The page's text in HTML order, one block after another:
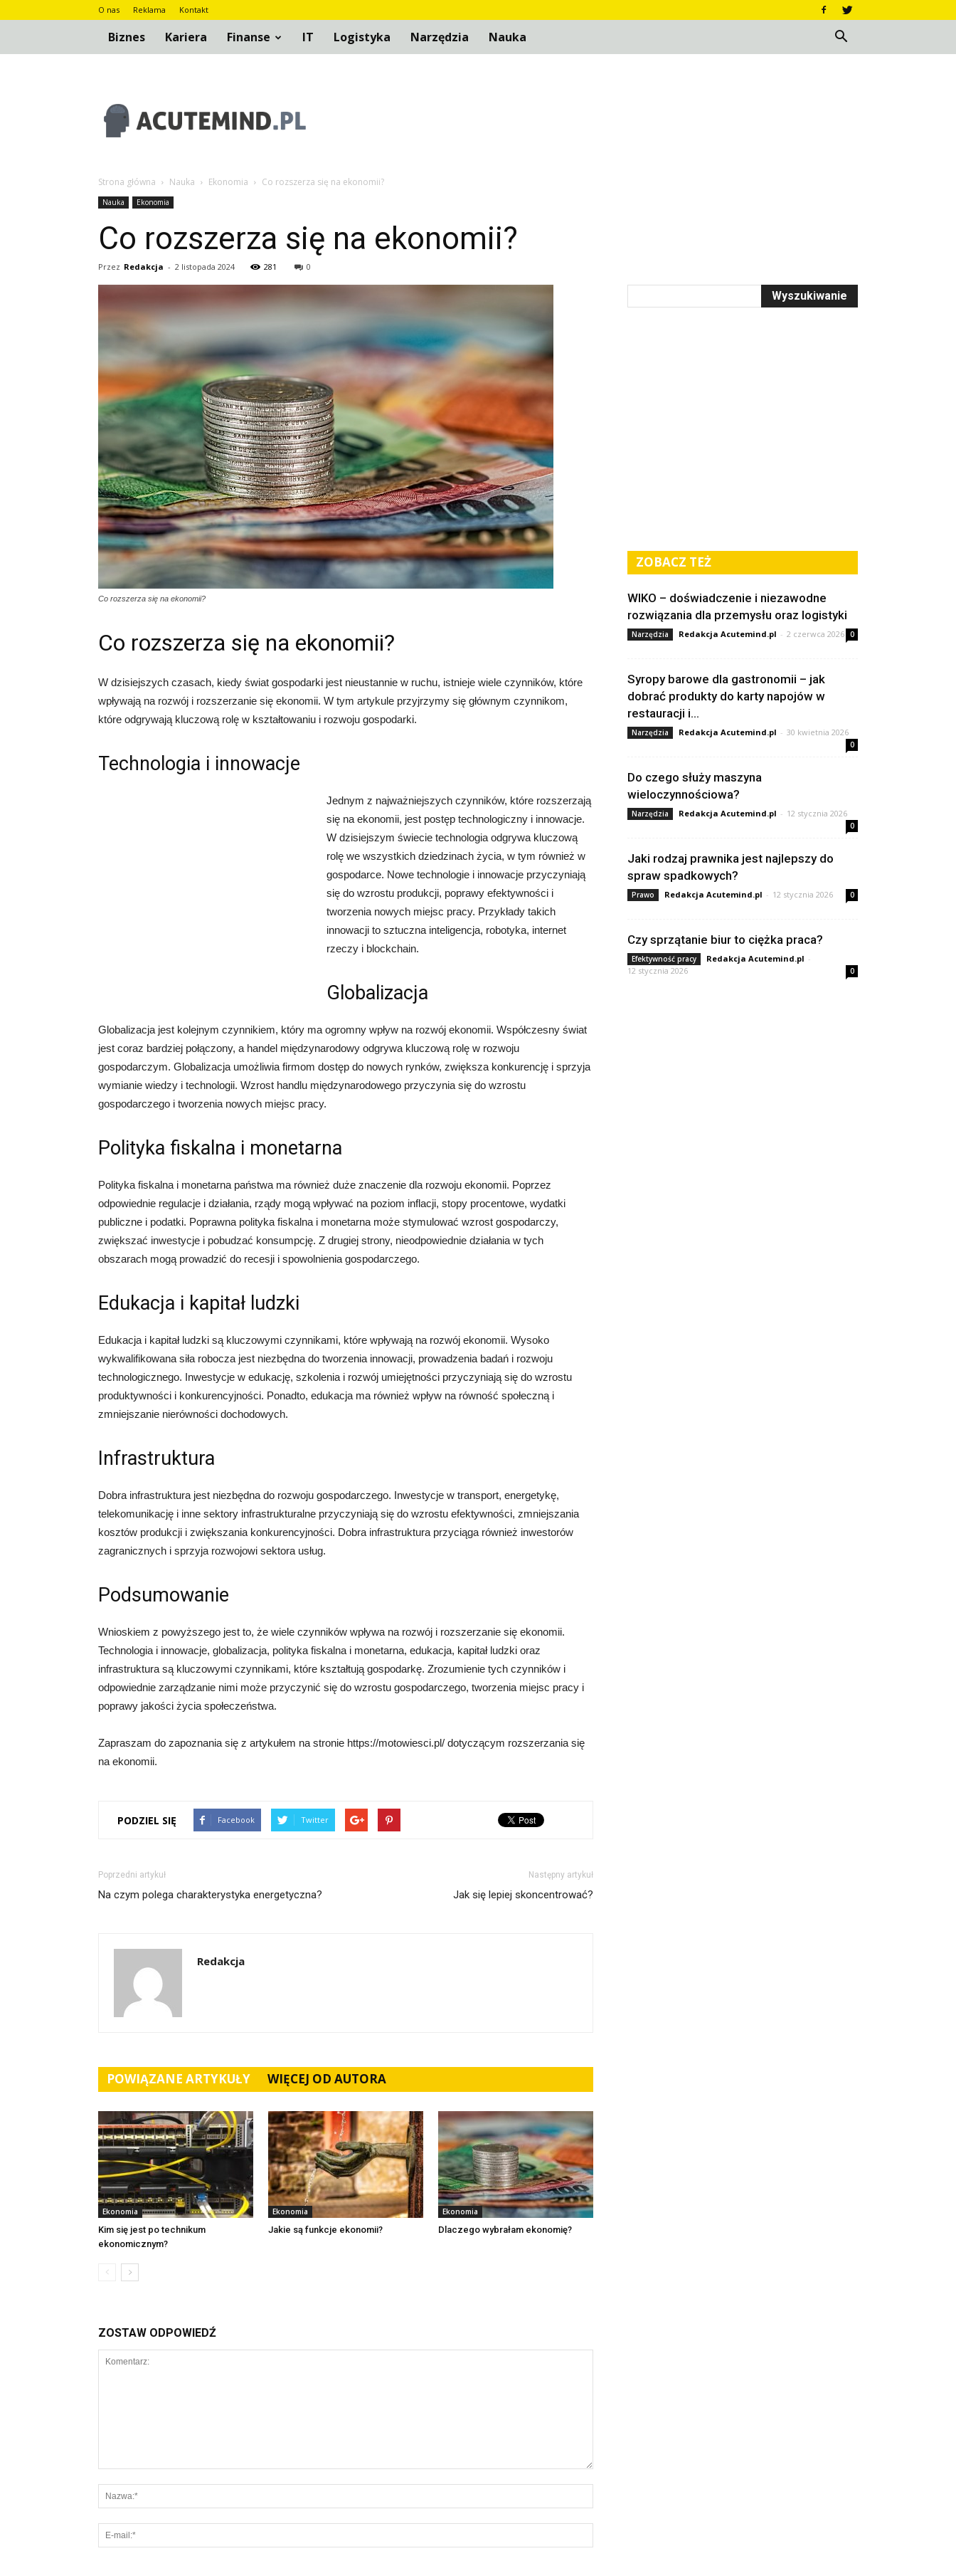
O nas Reklama Kontakt
Biznes Kariera Finanse IT Logistyka Narzędzia Nauka
Strona główna Nauka Ekonomia Co rozszerza się na ekonomii?
Nauka Ekonomia
Co rozszerza się na ekonomii?
Przez Redakcja - 2 listopada 2024 281 0
Co rozszerza się na ekonomii?
Co rozszerza się na ekonomii?
W dzisiejszych czasach, kiedy świat gospodarki jest nieustannie w ruchu, istnieje wiele czynników, które
wpływają na rozwój i rozszerzanie się ekonomii. W tym artykule przyjrzymy się głównym czynnikom,
które odgrywają kluczową rolę w kształtowaniu i rozwoju gospodarki.
Technologia i innowacje
Jednym z najważniejszych czynników, które rozszerzają
się na ekonomii, jest postęp technologiczny i innowacje.
W dzisiejszym świecie technologia odgrywa kluczową
rolę we wszystkich dziedzinach życia, w tym również w
gospodarce. Nowe technologie i innowacje przyczyniają
się do wzrostu produkcji, poprawy efektywności i
tworzenia nowych miejsc pracy. Przykłady takich
innowacji to sztuczna inteligencja, robotyka, internet
rzeczy i blockchain.
Globalizacja
Globalizacja jest kolejnym czynnikiem, który ma ogromny wpływ na rozwój ekonomii. Współczesny świat
jest coraz bardziej połączony, a handel międzynarodowy odgrywa kluczową rolę w rozwoju
gospodarczym. Globalizacja umożliwia firmom dostęp do nowych rynków, zwiększa konkurencję i sprzyja
wymianie wiedzy i technologii. Wzrost handlu międzynarodowego przyczynia się do wzrostu
gospodarczego i tworzenia nowych miejsc pracy.
Polityka fiskalna i monetarna
Polityka fiskalna i monetarna państwa ma również duże znaczenie dla rozwoju ekonomii. Poprzez
odpowiednie regulacje i działania, rządy mogą wpływać na poziom inflacji, stopy procentowe, wydatki
publiczne i podatki. Poprawna polityka fiskalna i monetarna może stymulować wzrost gospodarczy,
zwiększać inwestycje i pobudzać konsumpcję. Z drugiej strony, nieodpowiednie działania w tych
obszarach mogą prowadzić do recesji i spowolnienia gospodarczego.
Edukacja i kapitał ludzki
Edukacja i kapitał ludzki są kluczowymi czynnikami, które wpływają na rozwój ekonomii. Wysoko
wykwalifikowana siła robocza jest niezbędna do tworzenia innowacji, prowadzenia badań i rozwoju
technologicznego. Inwestycje w edukację, szkolenia i rozwój umiejętności przyczyniają się do wzrostu
produktywności i konkurencyjności. Ponadto, edukacja ma również wpływ na równość społeczną i
zmniejszanie nierówności dochodowych.
Infrastruktura
Dobra infrastruktura jest niezbędna do rozwoju gospodarczego. Inwestycje w transport, energetykę,
telekomunikację i inne sektory infrastrukturalne przyczyniają się do wzrostu efektywności, zmniejszania
kosztów produkcji i zwiększania konkurencyjności. Dobra infrastruktura przyciąga również inwestorów
zagranicznych i sprzyja rozwojowi sektora usług.
Podsumowanie
Wnioskiem z powyższego jest to, że wiele czynników wpływa na rozwój i rozszerzanie się ekonomii.
Technologia i innowacje, globalizacja, polityka fiskalna i monetarna, edukacja, kapitał ludzki oraz
infrastruktura są kluczowymi czynnikami, które kształtują gospodarkę. Zrozumienie tych czynników i
odpowiednie zarządzanie nimi może przyczynić się do wzrostu gospodarczego, tworzenia miejsc pracy i
poprawy jakości życia społeczeństwa.
Zapraszam do zapoznania się z artykułem na stronie https://motowiesci.pl/ dotyczącym rozszerzania się
na ekonomii.
PODZIEL SIĘ Facebook Twitter
Poprzedni artykuł
Na czym polega charakterystyka energetyczna?
Następny artykuł
Jak się lepiej skoncentrować?
Redakcja
POWIĄZANE ARTYKUŁY WIĘCEJ OD AUTORA
Ekonomia
Kim się jest po technikum
ekonomicznym?
Ekonomia
Jakie są funkcje ekonomii?
Ekonomia
Dlaczego wybrałam ekonomię?
ZOSTAW ODPOWIEDŹ
ZOBACZ TEŻ
WIKO – doświadczenie i niezawodne
rozwiązania dla przemysłu oraz logistyki
Narzędzia Redakcja Acutemind.pl - 2 czerwca 2026 0
Syropy barowe dla gastronomii – jak
dobrać produkty do karty napojów w
restauracji i...
Narzędzia Redakcja Acutemind.pl - 30 kwietnia 2026
0
Do czego służy maszyna
wieloczynnościowa?
Narzędzia Redakcja Acutemind.pl - 12 stycznia 2026
0
Jaki rodzaj prawnika jest najlepszy do
spraw spadkowych?
Prawo Redakcja Acutemind.pl - 12 stycznia 2026 0
Czy sprzątanie biur to ciężka praca?
Efektywność pracy Redakcja Acutemind.pl -
12 stycznia 2026
0